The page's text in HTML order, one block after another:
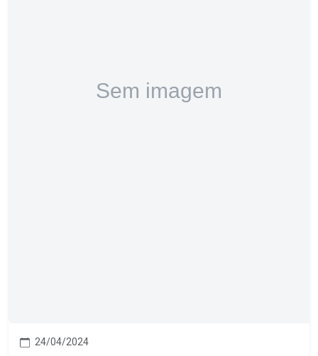
24/04/2024